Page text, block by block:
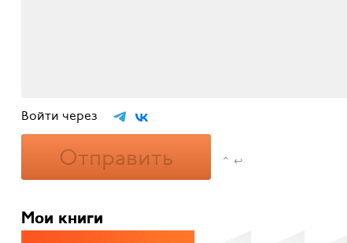
Войти через
Отправить ⌃ ↩
Мои книги